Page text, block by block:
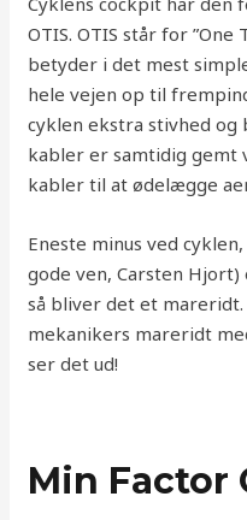
OTIS. OTIS står for
betyder i det mest
hele vejen op til
cyklen ekstra stivhed og
kabler er samtidig gemt
kabler til at ødelægge
Eneste minus ved
gode ven, Carsten Hjort)
så bliver det et
mekanikers mareridt
ser det ud!
Min Factor